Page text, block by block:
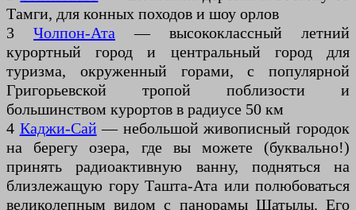
Тамги, для конных походов и шоу орлов
3 Чолпон-Ата — высококлассный летний
курортный город и центральный город для
туризма, окруженный горами, с популярной
Григорьевской тропой поблизости и
большинством курортов в радиусе 50 км
4 Каджи-Сай — небольшой живописный городок
на берегу озера, где вы можете (буквально!)
принять радиоактивную ванну, подняться на
близлежащую гору Ташта-Ата или полюбоваться
великолепным видом с панорамы Шатылы. Его